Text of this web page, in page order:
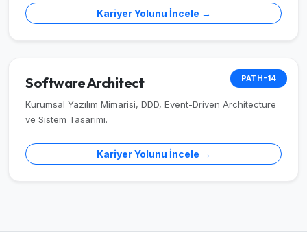
Kariyer Yolunu İncele →
PATH-14
Software Architect
Kurumsal Yazılım Mimarisi, DDD, Event-Driven Architecture
ve Sistem Tasarımı.
Kariyer Yolunu İncele →